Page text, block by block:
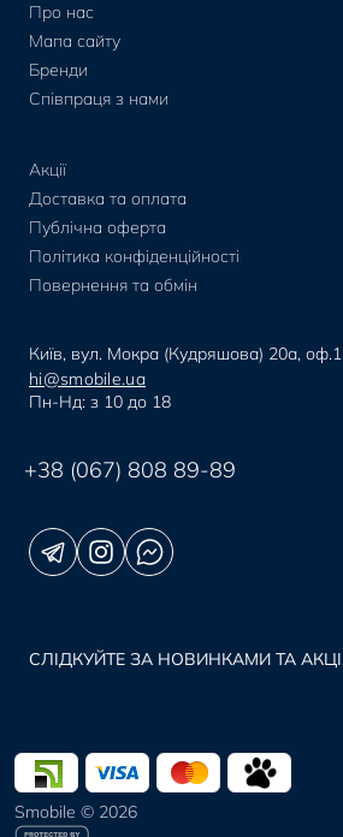
Про нас
Мапа сайту
Бренди
Співпраця з нами
Акції
Доставка та оплата
Публічна оферта
Політика конфіденційності
Повернення та обмін
Київ, вул. Мокра (Кудряшова) 20а, оф.1
hi@smobile.ua
Пн-Нд: з 10 до 18
+38 (067) 808 89-89
СЛІДКУЙТЕ ЗА НОВИНКАМИ ТА
Smobile © 2026